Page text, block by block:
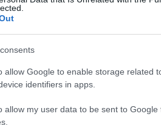
allow Google to enable storage related
identifiers in apps.
allow my user data to be sent to Google
a legtöbb ország épp az
rámutat, az amerikai munkavállalók